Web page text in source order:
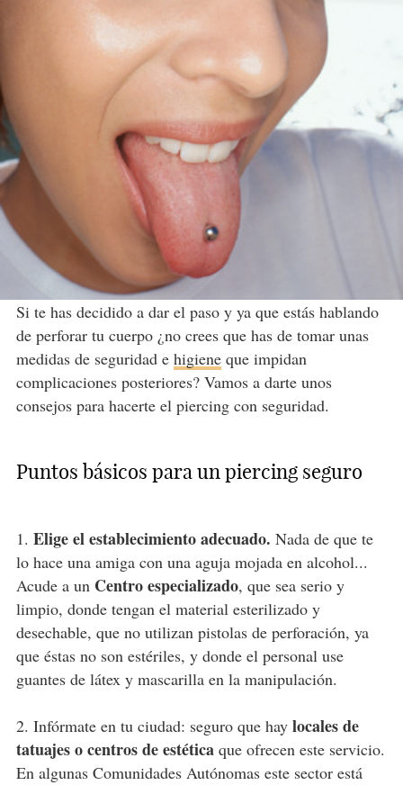
Si te has decidido a dar el paso y ya que estás hablando
de perforar tu cuerpo ¿no crees que has de tomar unas
medidas de seguridad e higieneque impidan
complicaciones posteriores? Vamos a darte unos
consejos para hacerte el piercing con seguridad.
Puntos básicos para un piercing seguro
1. Elige el establecimiento adecuado. Nada de que te
lo hace una amiga con una aguja mojada en alcohol...
Acude a un Centro especializado, que sea serio y
limpio, donde tengan el material esterilizado y
desechable, que no utilizan pistolas de perforación, ya
que éstas no son estériles, y donde el personal use
guantes de látex y mascarilla en la manipulación.
2. Infórmate en tu ciudad: seguro que hay locales de
tatuajes o centros de estéticaque ofrecen este servicio.
En algunas Comunidades Autónomas este sector está